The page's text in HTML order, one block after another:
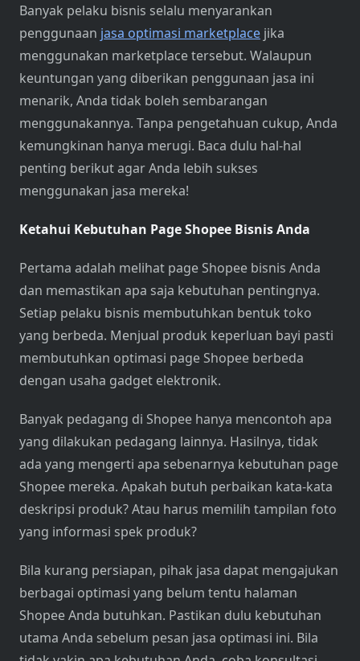
Banyak pelaku bisnis selalu menyarankan
penggunaan jasa optimasi marketplace jika
menggunakan marketplace tersebut. Walaupun
keuntungan yang diberikan penggunaan jasa ini
menarik, Anda tidak boleh sembarangan
menggunakannya. Tanpa pengetahuan cukup, Anda
kemungkinan hanya merugi. Baca dulu hal-hal
penting berikut agar Anda lebih sukses
menggunakan jasa mereka!
Ketahui Kebutuhan Page Shopee Bisnis Anda
Pertama adalah melihat page Shopee bisnis Anda
dan memastikan apa saja kebutuhan pentingnya.
Setiap pelaku bisnis membutuhkan bentuk toko
yang berbeda. Menjual produk keperluan bayi pasti
membutuhkan optimasi page Shopee berbeda
dengan usaha gadget elektronik.
Banyak pedagang di Shopee hanya mencontoh apa
yang dilakukan pedagang lainnya. Hasilnya, tidak
ada yang mengerti apa sebenarnya kebutuhan page
Shopee mereka. Apakah butuh perbaikan kata-kata
deskripsi produk? Atau harus memilih tampilan foto
yang informasi spek produk?
Bila kurang persiapan, pihak jasa dapat mengajukan
berbagai optimasi yang belum tentu halaman
Shopee Anda butuhkan. Pastikan dulu kebutuhan
utama Anda sebelum pesan jasa optimasi ini. Bila